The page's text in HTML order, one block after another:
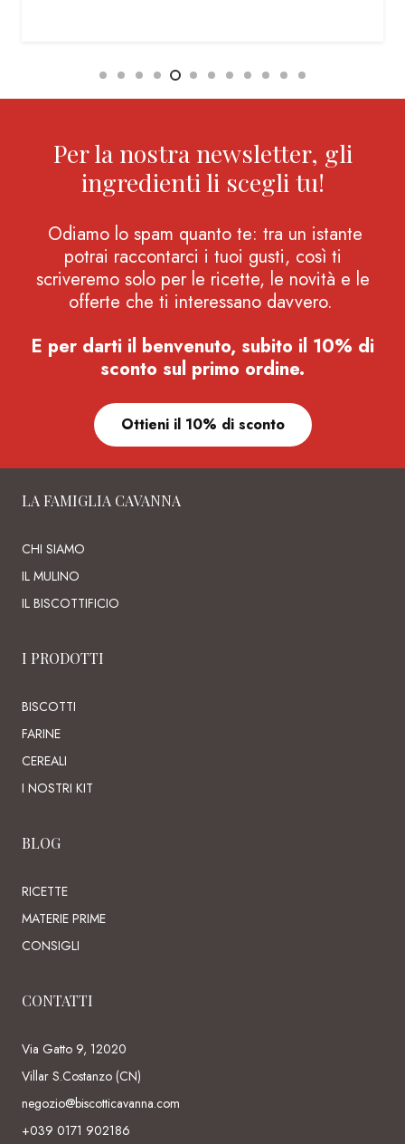
Per la nostra newsletter, gli
ingredienti li scegli tu!
Odiamo lo spam quanto te: tra un istante
potrai raccontarci i tuoi gusti, così ti
scriveremo solo per le ricette, le novità e le
offerte che ti interessano davvero.
E per darti il benvenuto, subito il 10% di
sconto sul primo ordine.
Ottieni il 10% di sconto
LA FAMIGLIA CAVANNA
CHI SIAMO
IL MULINO
IL BISCOTTIFICIO
I PRODOTTI
BISCOTTI
FARINE
CEREALI
I NOSTRI KIT
BLOG
RICETTE
MATERIE PRIME
CONSIGLI
CONTATTI
Via Gatto 9, 12020
Villar S.Costanzo (CN)
negozio@biscotticavanna.com
+039 0171 902186